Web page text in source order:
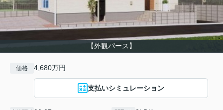
【外観パース】
価格 4,680万円
支払いシミュレーション